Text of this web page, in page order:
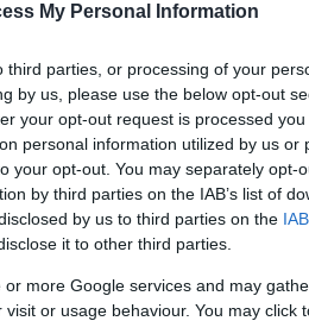
My Personal Information
parties, or processing of your
by us, please use the below opt-out
your opt-out request is processed you
personal information utilized by us or
your opt-out. You may separately opt-
by third parties on the IAB’s list of
by us to third parties on the
it to other third parties.
more Google services and may
or usage behaviour. You may click
RECENTI
notizie dal
blog